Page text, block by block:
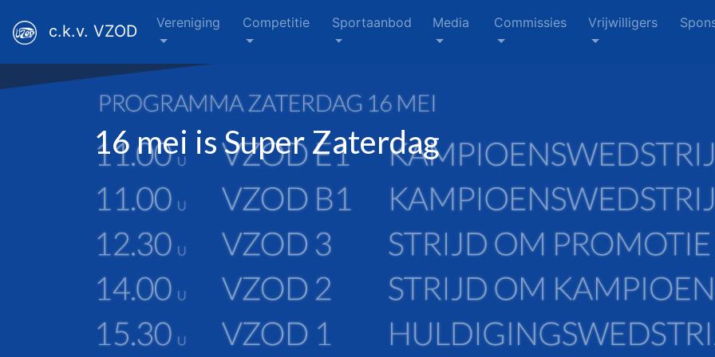
c.k.v. VZOD Vereniging Competitie Sportaanbod Media Commissies Vrijwilligers
16 mei is Super Zaterdag